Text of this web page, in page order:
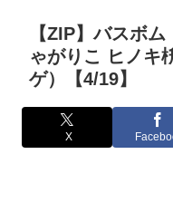
【ZIP】バスボ
ゃがりこ ヒノキ
ゲ）【4/19】
X